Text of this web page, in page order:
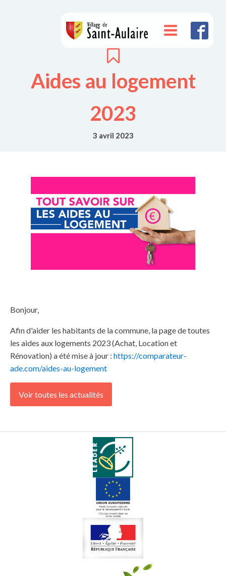
Aides au logement
2023
3 avril 2023
Bonjour,
Afin d'aider les habitants de la commune, la page de toutes
les aides aux logements 2023 (Achat, Location et
Rénovation) a été mise à jour : https://comparateur-
ade.com/aides-au-logement
Voir toutes les actualités